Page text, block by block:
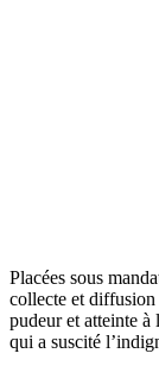
Placées sous
collecte et diffusion
pudeur et atteinte
qui a suscité